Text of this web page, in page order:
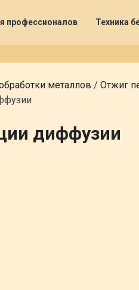
профессионалов Техника
металлов / Отжиг
диффузии